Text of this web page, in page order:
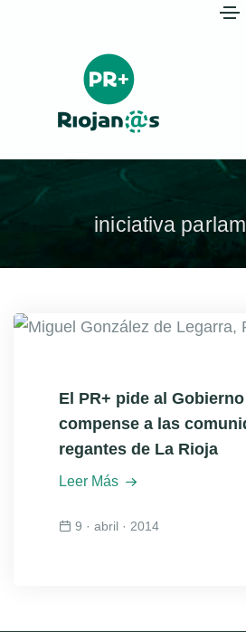
iniciativa
El PR+ pide al
compense a las
regantes de La Rioja
Leer Más
9 · abril · 2014